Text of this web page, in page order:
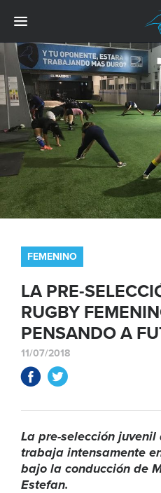
FEMENINO
LA PRE-
RUGBY
PENSANDO A
11/07/2018
La pre-selección
trabaja intensamente
bajo la conducción de
Estefan.